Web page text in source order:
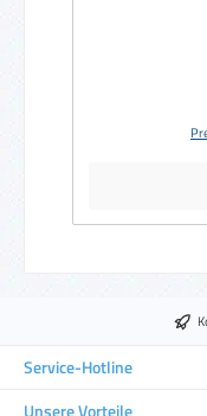
Service-Hotline